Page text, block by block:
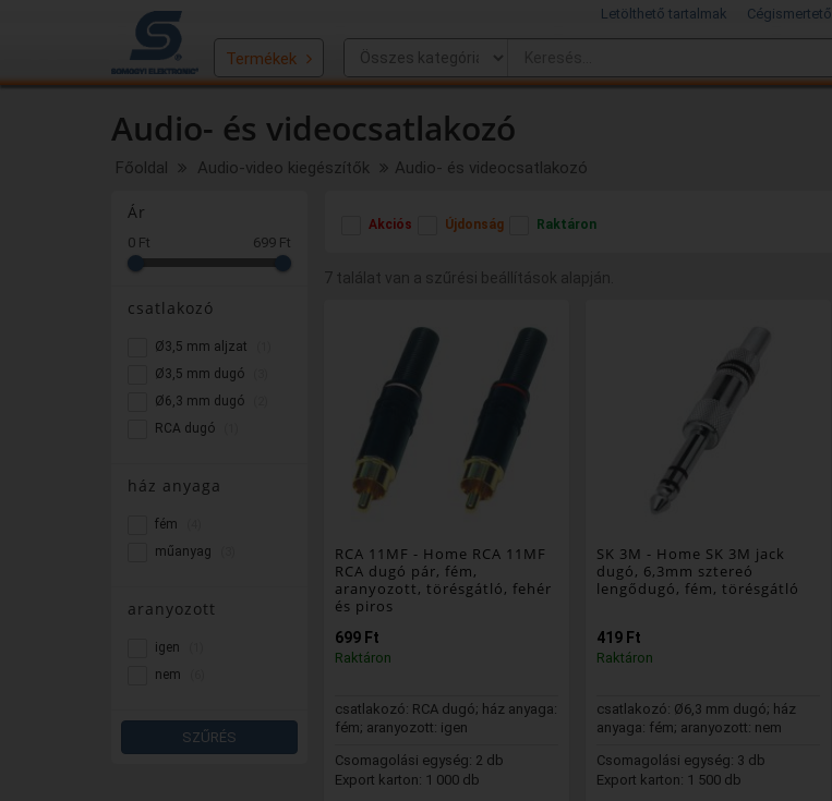
Letölthető tartalmak Cégismertető
Termékek
Audio- és videocsatlakozó
Főoldal Audio-video kiegészítők Audio- és videocsatlakozó
Ár
0 Ft 699 Ft
csatlakozó
Ø3,5 mm aljzat
Ø3,5 mm dugó
Ø6,3 mm dugó
RCA dugó
ház anyaga
fém
műanyag
aranyozott
igen
nem
SZŰRÉS
Akciós Újdonság Raktáron
7 találat van a szűrési beállítások alapján.
RCA 11MF - Home RCA 11MF
RCA dugó pár, fém,
aranyozott, törésgátló, fehér
és piros
699 Ft
Raktáron
csatlakozó: RCA dugó; ház anyaga:
fém; aranyozott: igen
Csomagolási egység: 2 db
Export karton: 1 000 db
SK 3M - Home SK 3M jack
dugó, 6,3mm sztereó
lengődugó, fém, törésgátló
419 Ft
Raktáron
csatlakozó: Ø6,3 mm dugó; ház
anyaga: fém; aranyozott: nem
Csomagolási egység: 3 db
Export karton: 1 500 db